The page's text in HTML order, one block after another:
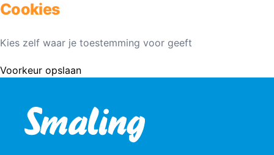
Cookies
Kies zelf waar je toestemming voor geeft
Voorkeur opslaan